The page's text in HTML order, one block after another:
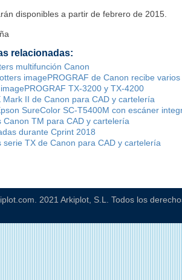
disponibles a partir de febrero de 2015.
relacionadas:
multifunción Canon
imagePROGRAF de Canon recibe
TX-3200 y TX-4200
Mark II de Canon para CAD y cartelería
SureColor SC-T5400M con escáner
Canon TM para CAD y cartelería
durante Cprint 2018
serie TX de Canon para CAD y cartelería
2021 Arkiplot, S.L. Todos los